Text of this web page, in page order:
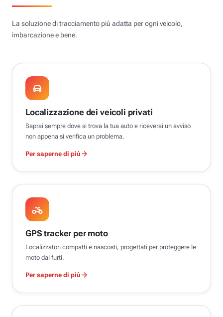
La soluzione di tracciamento più adatta per ogni veicolo,
imbarcazione e bene.
Localizzazione dei veicoli privati
Saprai sempre dove si trova la tua auto e riceverai un avviso
non appena si verifica un problema.
Per saperne di più
GPS tracker per moto
Localizzatori compatti e nascosti, progettati per proteggere le
moto dai furti.
Per saperne di più